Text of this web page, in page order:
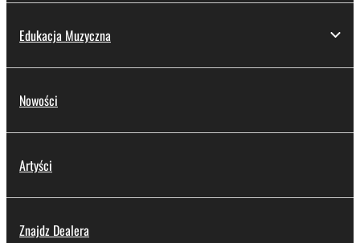
Edukacja Muzyczna
Nowości
Artyści
Znajdz Dealera